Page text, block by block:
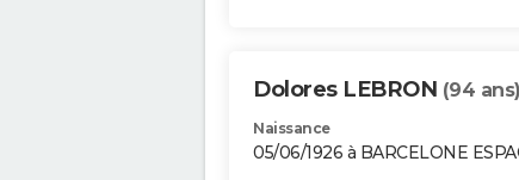
Dolores LEBRON (94 ans)
Naissance
05/06/1926 à BARCELONE